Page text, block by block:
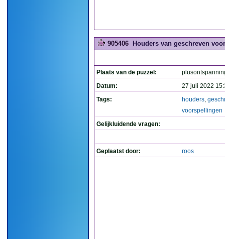
905406 Houders van geschreven
Plaats van de puzzel:
Datum:
27 juli 2022
Tags:
houders,
voorspellingen
Gelijkluidende vragen:
Geplaatst door: roos